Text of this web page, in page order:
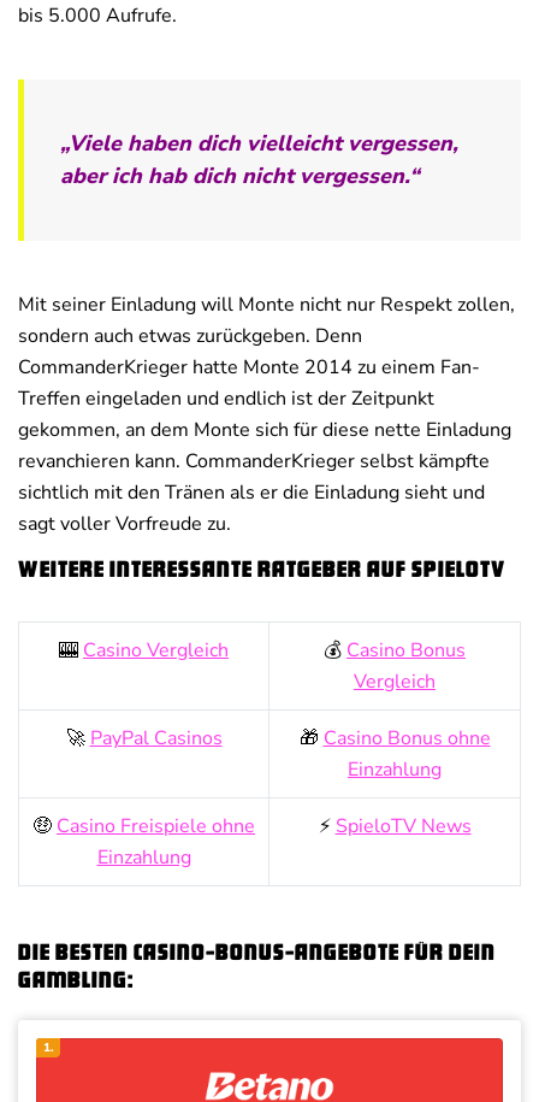
bis 5.000 Aufrufe.
„Viele haben dich vielleicht vergessen,
aber ich hab dich nicht vergessen.“
Mit seiner Einladung will Monte nicht nur Respekt zollen,
sondern auch etwas zurückgeben. Denn
CommanderKrieger hatte Monte 2014 zu einem Fan-
Treffen eingeladen und endlich ist der Zeitpunkt
gekommen, an dem Monte sich für diese nette Einladung
revanchieren kann. CommanderKrieger selbst kämpfte
sichtlich mit den Tränen als er die Einladung sieht und
sagt voller Vorfreude zu.
Weitere interessante Ratgeber auf SpieloTV
🎰 Casino Vergleich 💰 Casino Bonus
Vergleich
🚀 PayPal Casinos 🎁 Casino Bonus ohne
Einzahlung
🤑 Casino Freispiele ohne
Einzahlung
⚡ SpieloTV News
Die besten Casino-Bonus-Angebote für dein
Gambling:
1.